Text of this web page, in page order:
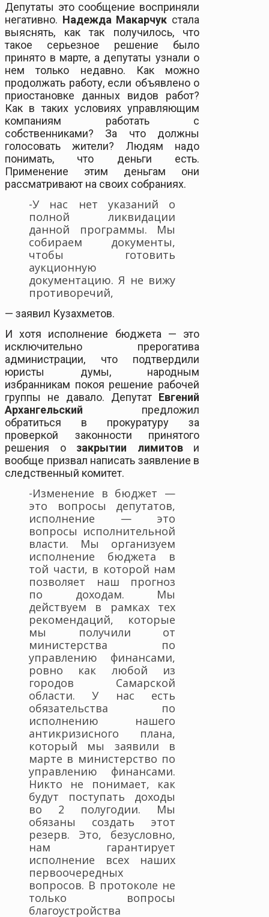
Депутаты это сообщение восприняли
негативно. Надежда Макарчук стала
выяснять, как так получилось, что
такое серьезное решение было
принято в марте, а депутаты узнали о
нем только недавно. Как можно
продолжать работу, если объявлено о
приостановке данных видов работ?
Как в таких условиях управляющим
компаниям работать с
собственниками? За что должны
голосовать жители? Людям надо
понимать, что деньги есть.
Применение этим деньгам они
рассматривают на своих собраниях.
-У нас нет указаний о
полной ликвидации
данной программы. Мы
собираем документы,
чтобы готовить
аукционную
документацию. Я не вижу
противоречий,
— заявил Кузахметов.
И хотя исполнение бюджета — это
исключительно прерогатива
администрации, что подтвердили
юристы думы, народным
избранникам покоя решение рабочей
группы не давало. Депутат Евгений
Архангельский предложил
обратиться в прокуратуру за
проверкой законности принятого
решения о закрытии лимитови
вообще призвал написать заявление в
следственный комитет.
-Изменение в бюджет —
это вопросы депутатов,
исполнение — это
вопросы исполнительной
власти. Мы организуем
исполнение бюджета в
той части, в которой нам
позволяет наш прогноз
по доходам. Мы
действуем в рамках тех
рекомендаций, которые
мы получили от
министерства по
управлению финансами,
ровно как любой из
городов Самарской
области. У нас есть
обязательства по
исполнению нашего
антикризисного плана,
который мы заявили в
марте в министерство по
управлению финансами.
Никто не понимает, как
будут поступать доходы
во 2 полугодии. Мы
обязаны создать этот
резерв. Это, безусловно,
нам гарантирует
исполнение всех наших
первоочередных
вопросов. В протоколе не
только вопросы
благоустройства